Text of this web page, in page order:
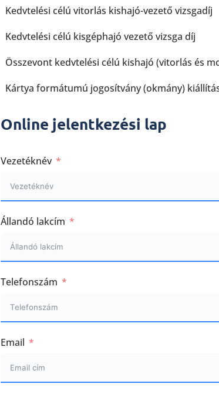
Kedvtelési célú vitorlás kishajó-vezető vizsgadíj
Kedvtelési célú kisgéphajó vezető vizsga díj
Összevont kedvtelési célú kishajó (vitorlás és
Kártya formátumú jogosítvány (okmány)
Online jelentkezési lap
Vezetéknév
Állandó lakcím
Telefonszám
Email